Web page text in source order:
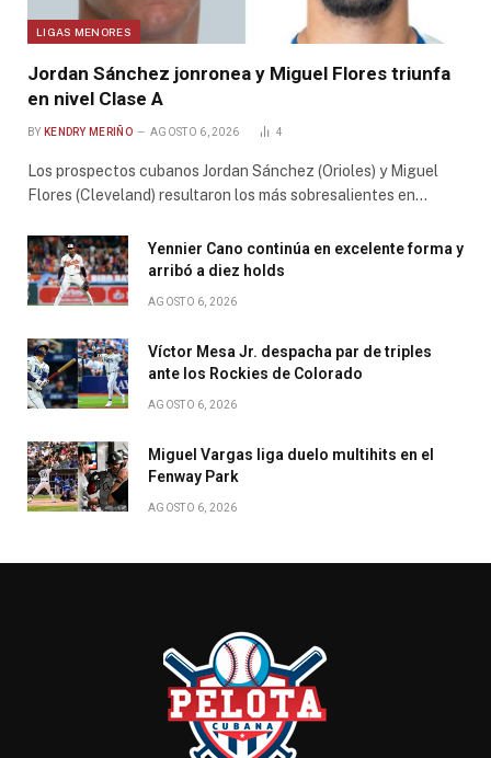
LIGAS MENORES
Jordan Sánchez jonronea y Miguel Flores triunfa
en nivel Clase A
BY KENDRY MERIÑO AGOSTO 6, 2026 4
Los prospectos cubanos Jordan Sánchez (Orioles) y Miguel
Flores (Cleveland) resultaron los más sobresalientes en…
Yennier Cano continúa en excelente forma y
arribó a diez holds
AGOSTO 6, 2026
Víctor Mesa Jr. despacha par de triples
ante los Rockies de Colorado
AGOSTO 6, 2026
Miguel Vargas liga duelo multihits en el
Fenway Park
AGOSTO 6, 2026